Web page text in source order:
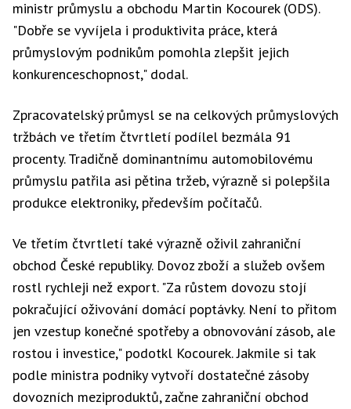
ministr průmyslu a obchodu Martin Kocourek (ODS).
"Dobře se vyvíjela i produktivita práce, která
průmyslovým podnikům pomohla zlepšit jejich
konkurenceschopnost," dodal.
Zpracovatelský průmysl se na celkových průmyslových
tržbách ve třetím čtvrtletí podílel bezmála 91
procenty. Tradičně dominantnímu automobilovému
průmyslu patřila asi pětina tržeb, výrazně si polepšila
produkce elektroniky, především počítačů.
Ve třetím čtvrtletí také výrazně oživil zahraniční
obchod České republiky. Dovoz zboží a služeb ovšem
rostl rychleji než export. "Za růstem dovozu stojí
pokračující oživování domácí poptávky. Není to přitom
jen vzestup konečné spotřeby a obnovování zásob, ale
rostou i investice," podotkl Kocourek. Jakmile si tak
podle ministra podniky vytvoří dostatečné zásoby
dovozních meziproduktů, začne zahraniční obchod